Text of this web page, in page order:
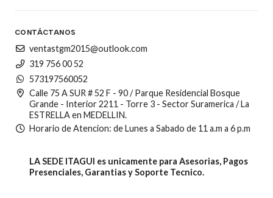
CONTÁCTANOS
ventastgm2015@outlook.com
319 756 00 52
573197560052
Calle 75 A SUR # 52 F - 90 / Parque Residencial Bosque
Grande - Interior 2211 - Torre 3 - Sector Suramerica / La
ESTRELLA en MEDELLIN.
Horario de Atencion: de Lunes a Sabado de 11 a.m a 6 p.m
LA SEDE ITAGUI es unicamente para Asesorias, Pagos
Presenciales, Garantias y Soporte Tecnico.